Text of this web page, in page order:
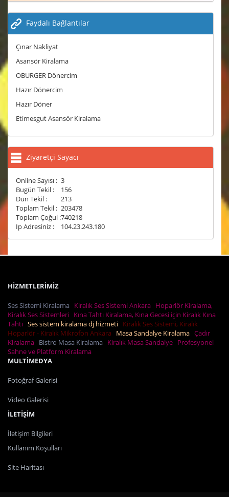
Faydalı Bağlantılar
Çınar Nakliyat
Asansör Kiralama
OBURGER Dönercim
Hazır Dönercim
Hazır Döner
Etimesgut Asansör Kiralama
Ziyaretçi Sayacı
Online Sayısı : 3
Bugün Tekil :
156
Dün Tekil :
213
Toplam Tekil : 203478
Toplam Çoğul :740218
Ip Adresiniz :
104.23.243.180
HİZMETLERİMİZ
Ses Sistemi Kiralama Kiralık Ses Sistemi Ankara Hoparlör Kiralama,
Kiralık Ses Sistemleri Kına Tahtı Kiralama, Kına Gecesi için Kiralık Kına
Tahtı Ses sistem kiralama dj hizmeti Kiralık Ses Sistemi, Kiralık
Hoparlör - Kiralık Mikrofon Ankara
Masa Sandalye Kiralama Çadır
Kiralama Bistro Masa Kiralama Kiralık Masa Sandalye Profesyonel
Sahne ve Platform Kiralama
MULTİMEDYA
Fotoğraf Galerisi
Video Galerisi
İLETİŞİM
İletişim Bilgileri
Kullanım Koşulları
Site Haritası